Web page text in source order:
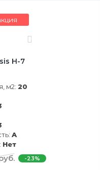
0
H-7
м2: 20
A
Нет
-23%